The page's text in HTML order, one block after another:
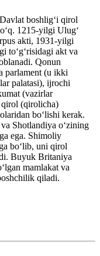
boshligʻi qirol
1215-yilgi Ulugʻ
akti, 1931-yilgi
toʻgʻrisidagi akt va
Qonun
parlament (u ikki
palatasi), ijrochi
(vazirlar
qirol (qirolicha)
boʻlishi kerak.
Shotlandiya oʻzining
ega. Shimoliy
boʻlib, uni qirol
Buyuk Britaniya
mamlakat va
qiladi.